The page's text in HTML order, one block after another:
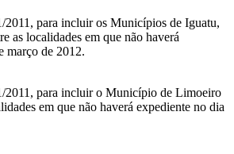
2011, para incluir os Municípios de Iguatu,
as localidades em que não haverá
março de 2012.
2011, para incluir o Município de Limoeiro
em que não haverá expediente no dia